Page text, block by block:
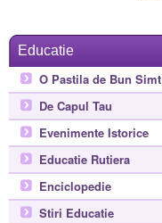
Educatie
O Pastila de Bun Simt
De Capul Tau
Evenimente Istorice
Educatie Rutiera
Enciclopedie
Stiri Educatie